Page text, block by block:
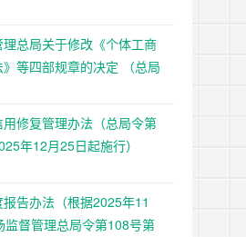
正）
总局关于修改《个体工商
等四部规章的决定 （总局
2025年12月25日起施
修复管理办法（总局令第
年12月25日起施行）
告办法（根据2025年11
监督管理总局令第108号第